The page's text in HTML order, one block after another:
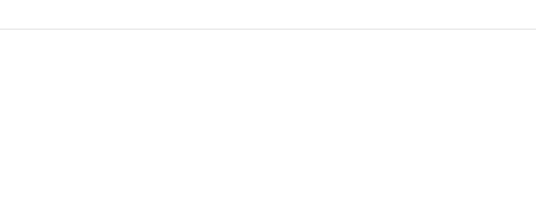
ponude, ali se ne podrazumeva da su u svakom